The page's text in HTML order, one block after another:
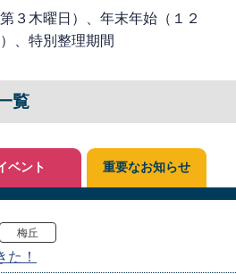
３木曜日）、年末年始（１２
、特別整理期間
覧
梅丘
た！
ベント 重要なお知らせ